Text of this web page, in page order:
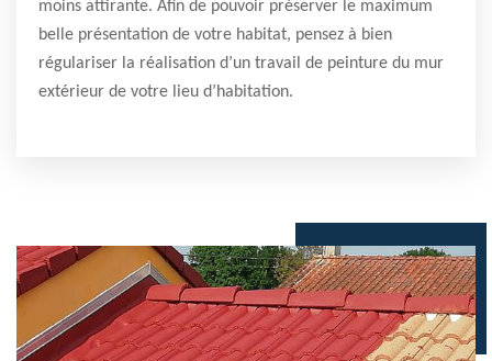
moins attirante. Afin de pouvoir préserver le maximum
belle présentation de votre habitat, pensez à bien
régulariser la réalisation d’un travail de peinture du mur
extérieur de votre lieu d’habitation.